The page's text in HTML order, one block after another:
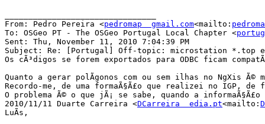
From: Pedro Pereira <pedromap  gmail.com<mailto:
To: OSGeo PT - The OSGeo Portugal Local Chapter <
Sent: Thu, November 11, 2010 7:04:39 PM
Subject: Re: [Portugal] Off-topic: microstation *.top
Os cÃ³digos se forem exportados para ODBC ficam
Quanto a gerar polÃ­gonos com ou sem ilhas no NgXis
Recordo-me, de uma formaÃ§Ã£o que realizei no IGP,
O problema Ã© o que jÃ¡ se sabe, quando a
2010/11/11 Duarte Carreira <DCarreira  edia.pt<mailto:
LuÃ­s,